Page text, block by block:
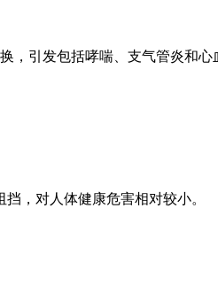
，引发包括哮喘、支气管炎和
，对人体健康危害相对较小。